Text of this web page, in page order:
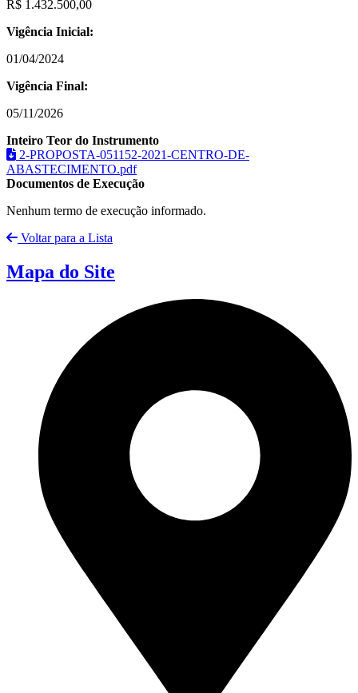
R$ 1.432.500,00
Vigência Inicial:
01/04/2024
Vigência Final:
05/11/2026
Inteiro Teor do Instrumento
2-PROPOSTA-051152-2021-CENTRO-DE-
ABASTECIMENTO.pdf
Documentos de Execução
Nenhum termo de execução informado.
Voltar para a Lista
Mapa do Site